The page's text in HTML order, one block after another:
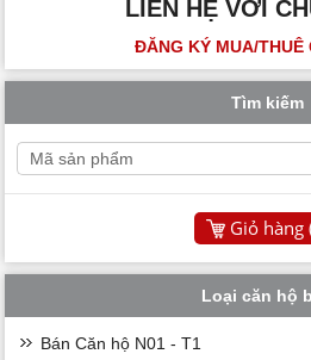
LIÊN HỆ VỚI
ĐĂNG KÝ MUA/THUÊ
Tìm kiếm
Giỏ hàng
Loại căn hộ
Bán Căn hộ N01 - T1